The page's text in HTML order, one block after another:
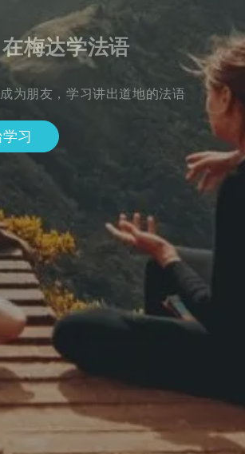
在梅达学法语
为朋友，学习讲出道地的法语
习